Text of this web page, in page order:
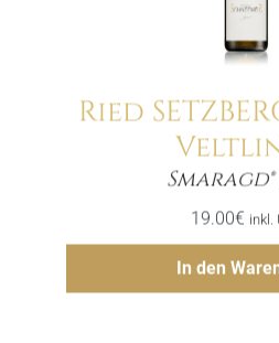
Ried
Smaragd®
19.00€ inkl.
In den